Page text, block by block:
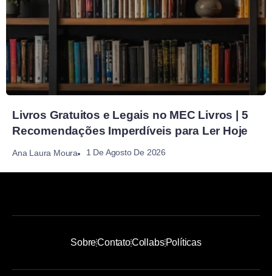
Livros Gratuitos e Legais no MEC Livros | 5
Recomendações Imperdíveis para Ler Hoje
Ana Laura Moura 1 De Agosto De 2026
SobreContatoCollabsPolíticas